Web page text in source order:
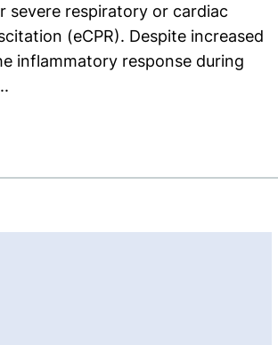
severe respiratory or cardiac
(eCPR). Despite increased
inflammatory response during